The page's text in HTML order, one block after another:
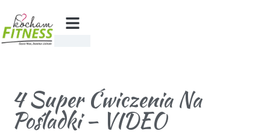
4 Super Ćwiczenia Na
Pośladki – VIDEO